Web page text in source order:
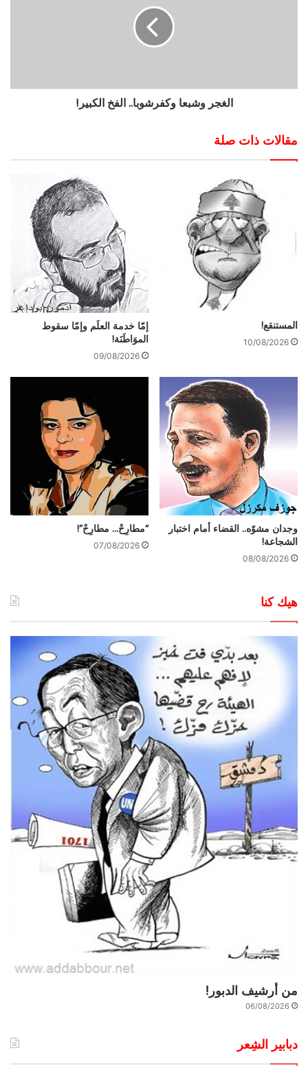
الغجر وشبعا وكفرشوبا.. الفخ الكبير!
مقالات ذات صلة
المستنقع!
10/08/2026
إمّا خدمة العلَم وإمّا سقوط
الموَاطَنَة!
09/08/2026
وجدان مشوّه.. القضاء أمام اختبار
الشجاعة!
08/08/2026
“مطارِحْ… مطارِحْ”!
07/08/2026
هيك كنا
من أرشيف الدبور!
06/08/2026
دبابير الشِعر